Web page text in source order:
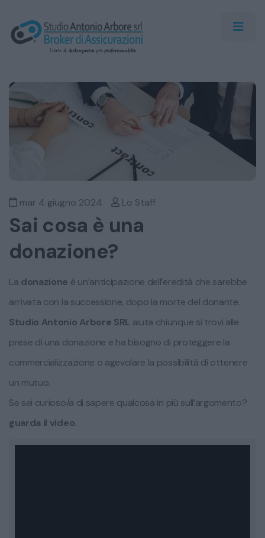
mar 4 giugno 2024 Lo Staff
Sai cosa è una
donazione?
La donazione è un’anticipazione dell’eredità che sarebbe
arrivata con la successione, dopo la morte del donante.
Studio Antonio Arbore SRL aiuta chiunque si trovi alle
prese di una donazione e ha bisogno di proteggere la
commercializzazione o agevolare la possibilità di ottenere
un mutuo.
Se sei curioso/a di sapere qualcosa in più sull’argomento?
guarda il video.